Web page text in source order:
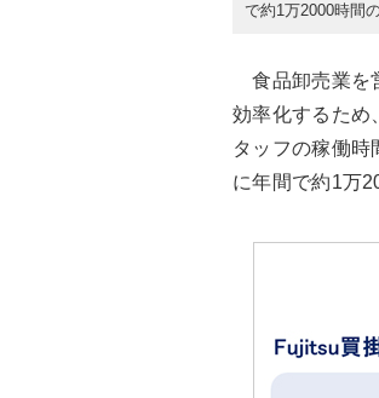
で約1万2000時間
食品卸売業を
効率化するため
タッフの稼働
に年間で約1万